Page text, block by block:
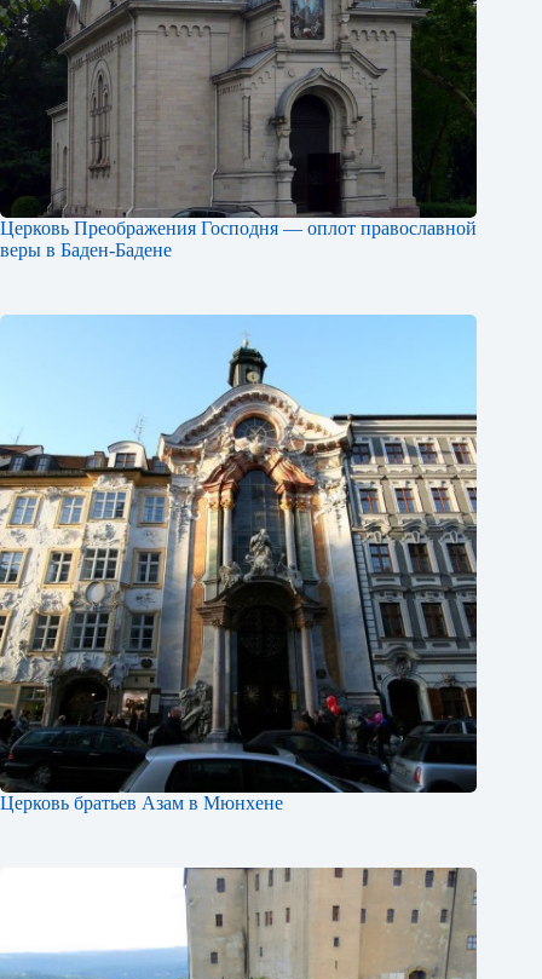
Церковь Преображения Господня — оплот православной
веры в Баден-Бадене
Церковь братьев Азам в Мюнхене